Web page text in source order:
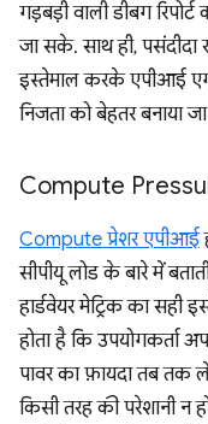
गड़बड़ी वाली डीबग
जा सके. साथ ही, पसंदीदा
इस्तेमाल करके एपीआई
निजता को बेहतर बनाया
Compute
Compute प्रेशर एपीआई
सीपीयू लोड के बारे में
हार्डवेयर मेट्रिक का
होता है कि उपयोगकर्ता
पावर का फ़ायदा तब
किसी तरह की परेशानी